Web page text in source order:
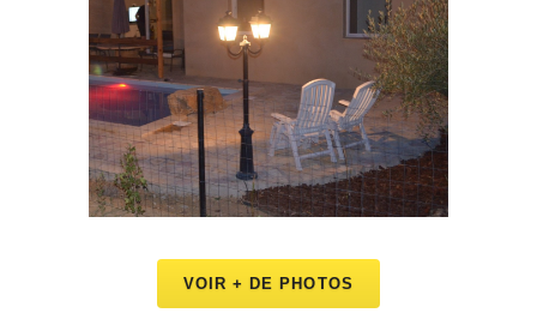
VOIR + DE PHOTOS